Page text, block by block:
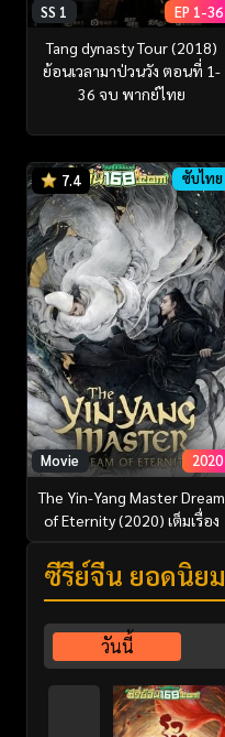
SS 1 EP 1-36
Tang dynasty Tour (2018)
ย้อนเวลามาป่วนวัง ตอนที่ 1-
36 จบ พากย์ไทย
7.4 ซับไทย
Movie 2020
The Yin-Yang Master Dream
of Eternity (2020) เต็มเรื่อง
ซีรี่ย์จีน ยอดนิยม
วันนี้